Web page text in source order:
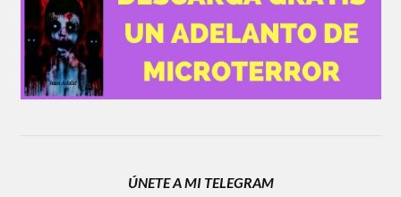
ÚNETE A MI TELEGRAM